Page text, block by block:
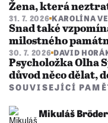
Žena, která
31. 7. 2026 KAROLÍNA
Snad také
milostného
30. 7. 2026 DAVID
Psycholožka Olha
důvod něco dělat,
SOUVISEJÍCÍ
Mikuláš Bröder